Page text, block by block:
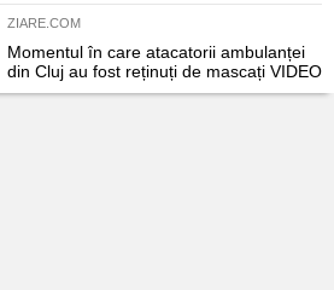
ZIARE.COM
Momentul în care atacatorii ambulanței
din Cluj au fost reținuți de mascați VIDEO